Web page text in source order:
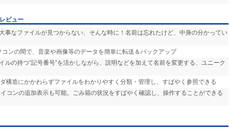
ビュー
事なファイルが見つからない、そんな時に！名前は忘れたけど、中身の分かってい
ンの間で、音楽や画像等のデータを簡単に転送＆バックアップ
ルの持つ“記号番号”を活かしながら、説明などを加えて名前を変更する、ユニーク
構造にかかわらずファイルをわかりやすく分類・管理し、すばやく参照できる
コンの追加表示も可能。ごみ箱の状況をすばやく確認し、操作することができる